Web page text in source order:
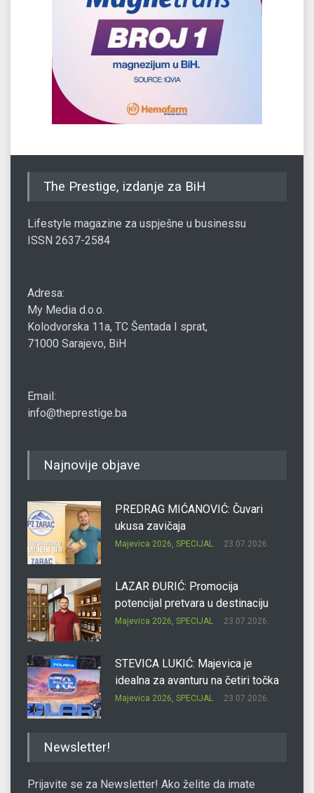
The Prestige, izdanje za BiH
Lifestyle magazine za uspješne u businessu
ISSN 2637-2584
Adresa:
My Media d.o.o.
Kolodvorska 11a, TC Šentada I sprat,
71000 Sarajevo, BiH
Email:
info@theprestige.ba
Najnovije objave
PREDRAG MIĆANOVIĆ: Čuvari
ukusa zavičaja
Majevica 2026, SPECIJAL 23.07.2026.
LAZAR ĐURIĆ: Promocija
potencijal pretvara u destinaciju
Majevica 2026, SPECIJAL 23.07.2026.
STEVICA LUKIĆ: Majevica je
idealna za avanturu na četiri točka
Majevica 2026, SPECIJAL 23.07.2026.
Newsletter!
Prijavite se za Newsletter! Ako želite da imate